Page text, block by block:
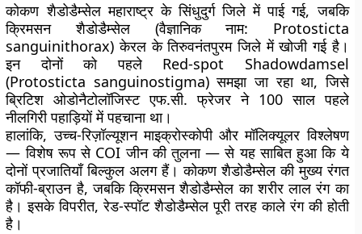
कोकण शैडोडैम्सेल महाराष्ट्र के सिंधुदुर्ग जिले में पाई गई, जबकि
क्रिमसन शैडोडैम्सेल (वैज्ञानिक नाम: Protosticta
sanguinithorax) केरल के तिरुवनंतपुरम जिले में खोजी गई है।
इन दोनों को पहले Red-spot Shadowdamsel
(Protosticta sanguinostigma) समझा जा रहा था, जिसे
ब्रिटिश ओडोनैटोलॉजिस्ट एफ.सी. फ्रेजर ने 100 साल पहले
नीलगिरी पहाड़ियों में पहचाना था।
हालांकि, उच्च-रिज़ॉल्यूशन माइक्रोस्कोपी और मॉलिक्यूलर विश्लेषण
— विशेष रूप से COI जीन की तुलना — से यह साबित हुआ कि ये
दोनों प्रजातियाँ बिल्कुल अलग हैं। कोकण शैडोडैम्सेल की मुख्य रंगत
कॉफी-ब्राउन है, जबकि क्रिमसन शैडोडैम्सेल का शरीर लाल रंग का
है। इसके विपरीत, रेड-स्पॉट शैडोडैम्सेल पूरी तरह काले रंग की होती
है।